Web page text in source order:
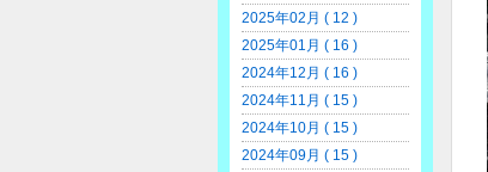
2025年02月 ( 12 )
2025年01月 ( 16 )
2024年12月 ( 16 )
2024年11月 ( 15 )
2024年10月 ( 15 )
2024年09月 ( 15 )